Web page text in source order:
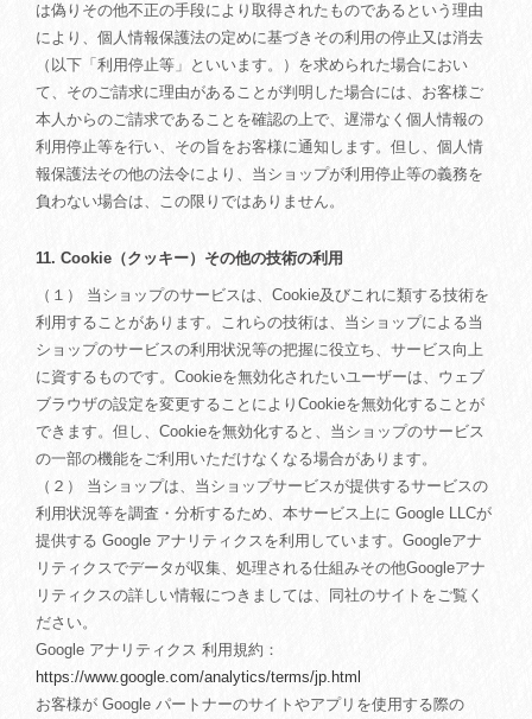
は偽りその他不正の手段により取得されたものであるという理由
により、個人情報保護法の定めに基づきその利用の停止又は消去
（以下「利用停止等」といいます。）を求められた場合におい
て、そのご請求に理由があることが判明した場合には、お客様ご
本人からのご請求であることを確認の上で、遅滞なく個人情報の
利用停止等を行い、その旨をお客様に通知します。但し、個人情
報保護法その他の法令により、当ショップが利用停止等の義務を
負わない場合は、この限りではありません。
11. Cookie（クッキー）その他の技術の利用
（１） 当ショップのサービスは、Cookie及びこれに類する技術を
利用することがあります。これらの技術は、当ショップによる当
ショップのサービスの利用状況等の把握に役立ち、サービス向上
に資するものです。Cookieを無効化されたいユーザーは、ウェブ
ブラウザの設定を変更することによりCookieを無効化することが
できます。但し、Cookieを無効化すると、当ショップのサービス
の一部の機能をご利用いただけなくなる場合があります。
（２） 当ショップは、当ショップサービスが提供するサービスの
利用状況等を調査・分析するため、本サービス上に Google LLCが
提供する Google アナリティクスを利用しています。Googleアナ
リティクスでデータが収集、処理される仕組みその他Googleアナ
リティクスの詳しい情報につきましては、同社のサイトをご覧く
ださい。
Google アナリティクス 利用規約：
https://www.google.com/analytics/terms/jp.html
お客様が Google パートナーのサイトやアプリを使用する際の